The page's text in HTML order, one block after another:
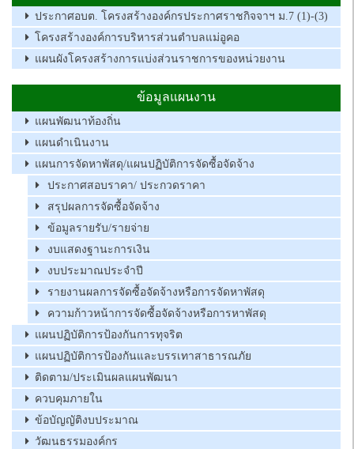
ประกาศอบต. โครงสร้างองค์กรประกาศราชกิจจาฯ ม.7 (1)-(3)
โครงสร้างองค์การบริหารส่วนตำบลแม่อูคอ
แผนผังโครงสร้างการแบ่งส่วนราชการของหน่วยงาน
ข้อมูลแผนงาน
แผนพัฒนาท้องถิ่น
แผนดำเนินงาน
แผนการจัดหาพัสดุ/แผนปฏิบัติการจัดซื้อจัดจ้าง
ประกาศสอบราคา/ ประกวดราคา
สรุปผลการจัดซื้อจัดจ้าง
ข้อมูลรายรับ/รายจ่าย
งบแสดงฐานะการเงิน
งบประมาณประจำปี
รายงานผลการจัดซื้อจัดจ้างหรือการจัดหาพัสดุ
ความก้าวหน้าการจัดซื้อจัดจ้างหรือการหาพัสดุ
แผนปฏิบัติการป้องกันการทุจริต
แผนปฏิบัติการป้องกันและบรรเทาสาธารณภัย
ติดตาม/ประเมินผลแผนพัฒนา
ควบคุมภายใน
ข้อบัญญัติงบประมาณ
วัฒนธรรมองค์กร